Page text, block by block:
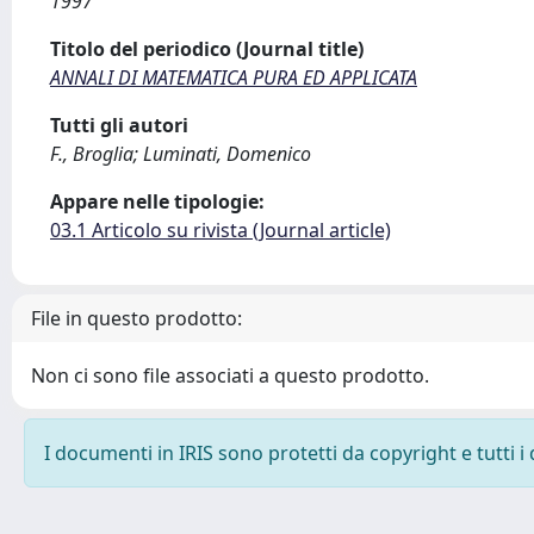
Titolo del periodico (Journal title)
ANNALI DI MATEMATICA PURA ED APPLICATA
Tutti gli autori
F., Broglia; Luminati, Domenico
Appare nelle tipologie:
03.1 Articolo su rivista (Journal article)
File in questo prodotto:
Non ci sono file associati a questo prodotto.
I documenti in IRIS sono protetti da copyright e tutti